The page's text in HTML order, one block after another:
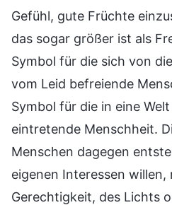
Gefühl, gute Früchte
das sogar größer ist als
Symbol für die sich von
vom Leid befreiende
Symbol für die in eine
eintretende Menschheit.
Menschen dagegen
eigenen Interessen
Gerechtigkeit, des Lichts